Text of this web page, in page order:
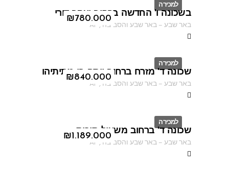
למכירה
ID
₪780.000
בשכונה ו' החדשה ברחוב יעקב דורי
באר שבע–באר שבע והסביבה ,
AF
למכירה
ID
₪840.000
שכונה ד' מזרח ברחוב יוסף בן מתיתיהו
באר שבע–באר שבע והסביבה ,
AF
למכירה
ID
₪1.189.000
שכונה ד' ברחוב משעול סוכות
באר שבע–באר שבע והסביבה ,
AF